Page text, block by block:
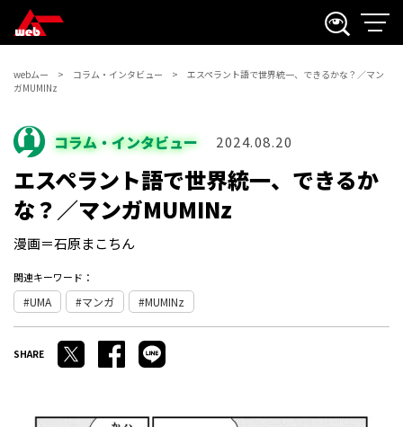
webムー コラム・インタビュー
エスペラント語で世界統一、できるかな？／マン
ガMUMINz
コラム・インタビュー 2024.08.20
エスペラント語で世界統一、できるか
な？／マンガMUMINz
漫画＝石原まこちん
関連キーワード：
UMA マンガ MUMINz